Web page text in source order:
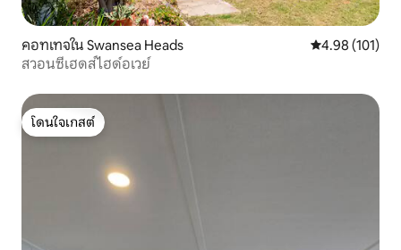
คอทเทจใน Swansea Heads คะแนนเฉลี่ย
4.98 (101)
สวอนซีเฮดส์ไฮด์อเวย์
โดนใจเกสต์
โดนใจเกสต์